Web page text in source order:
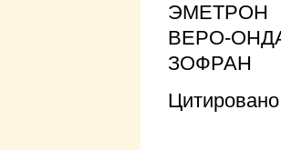
ЭМЕТРОН
ВЕРО-
ЗОФРАН